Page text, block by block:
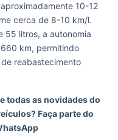
10-12
cerca de 8-10 km/l.
55 litros, a autonomia
km, permitindo
reabastecimento
todas as novidades do
Faça parte do